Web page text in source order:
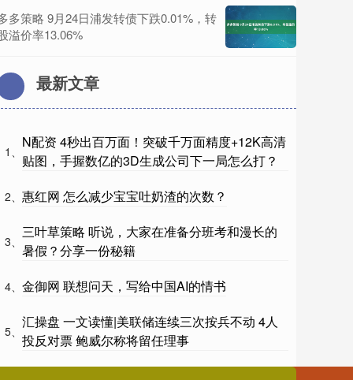
多策略 9月24日浦发转债下跌0.01%，转
溢价率13.06%
最新文章
1、
N配资 4秒出百万面！突破千万面精度+12K高清
贴图，手握数亿的3D生成公司下一局怎么打？
2、 惠红网 怎么减少宝宝吐奶渣的次数？
3、
三叶草策略 听说，大家在准备分班考和漫长的
暑假？分享一份秘籍
4、 金御网 联想问天，写给中国AI的情书
5、
汇操盘 一文读懂|美联储连续三次按兵不动 4人
投反对票 鲍威尔称将留任理事